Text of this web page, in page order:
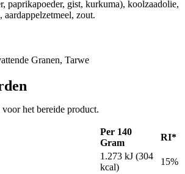
paprikapoeder, gist, kurkuma), koolzaadolie,
zout.
Granen, Tarwe
het bereide product.
Per 140
Gram
RI*
1.273 kJ (304
kcal)
15%